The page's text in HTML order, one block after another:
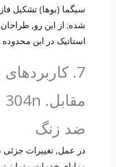
سیگما (بوها) تشکیل
شده; از این رو,
استاتیک در این
ضد زنگ
در عمل, تغییرات جزئی